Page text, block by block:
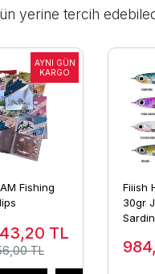
yerine tercih
Fishing
TL
TL
Fiiish
30gr